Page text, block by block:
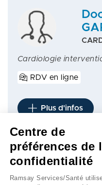
Cardiologie
RDV en ligne
Plus d'infos
1
Centre de
préférences de
confidentialité
Ramsay Services/Santé